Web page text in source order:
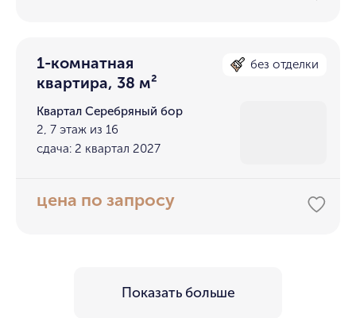
1-комнатная
квартира, 38 м²
без отделки
Квартал Серебряный бор
2, 7 этаж из 16
сдача: 2 квартал 2027
цена по запросу
Показать больше